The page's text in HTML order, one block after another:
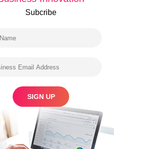
Subcribe